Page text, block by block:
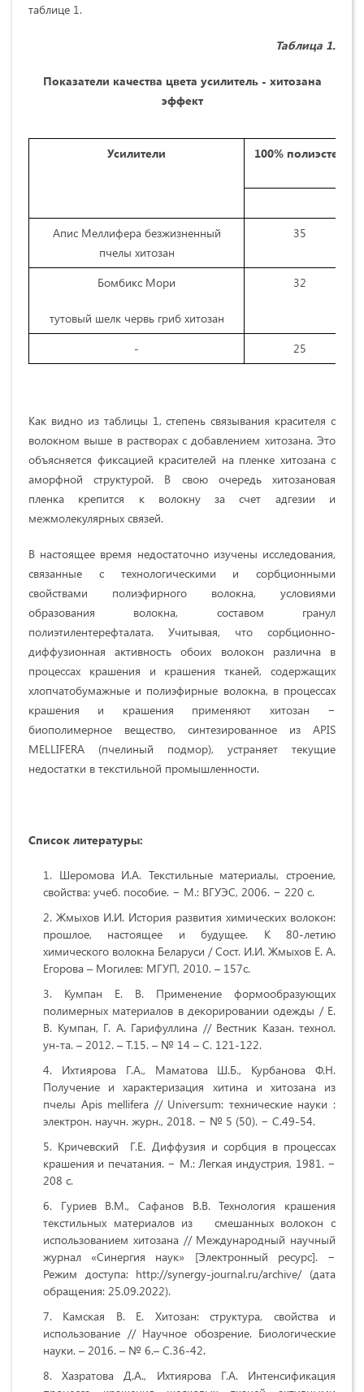
таблице 1.
Таблица 1.
Показатели качества цвета усилитель - хитозана
эффект
Усилители 100% полиэстер
Апис Меллифера безжизненный
пчелы хитозан
35
Бомбикс Мори
тутовый шелк червь гриб хитозан
32
- 25
Как видно из таблицы 1, степень связывания красителя с
волокном выше в растворах с добавлением хитозана. Это
объясняется фиксацией красителей на пленке хитозана с
аморфной структурой. В свою очередь хитозановая
пленка крепится к волокну за счет адгезии и
межмолекулярных связей.
В настоящее время недостаточно изучены исследования,
связанные с технологическими и сорбционными
свойствами полиэфирного волокна, условиями
образования волокна, составом гранул
полиэтилентерефталата. Учитывая, что сорбционно-
диффузионная активность обоих волокон различна в
процессах крашения и крашения тканей, содержащих
хлопчатобумажные и полиэфирные волокна, в процессах
крашения и крашения применяют хитозан −
биополимерное вещество, синтезированное из APIS
MELLIFERA (пчелиный подмор), устраняет текущие
недостатки в текстильной промышленности.
Список литературы:
Шеромова И.А. Текстильные материалы, строение,
свойства: учеб. пособие. − М.: ВГУЭС, 2006. − 220 с.
Жмыхов И.И. История развития химических волокон:
прошлое, настоящее и будущее. К 80-летию
химического волокна Беларуси / Сост. И.И. Жмыхов Е. А.
Егорова – Могилев: МГУП, 2010. – 157с.
Кумпан Е. В.
Применение формообразующих
полимерных материалов в декорировании одежды / Е.
В. Кумпан, Г. А. Гарифуллина // Вестник Казан. технол.
ун-та. – 2012. – Т.15. – № 14 – С. 121-122.
Ихтиярова Г.А., Маматова Ш.Б., Курбанова Ф.Н.
Получение и характеризация хитина и хитозана из
пчелы Аpis mellifera // Universum: технические науки :
электрон. научн. журн., 2018. − № 5 (50). − С.49-54.
Кричевский Г.Е. Диффузия и сорбция в процессах
крашения и печатания. − М.: Легкая индустрия, 1981. −
208 с.
Гуриев В.М., Сафанов В.В. Технология крашения
текстильных материалов из смешанных волокон с
использованием хитозана // Международный научный
журнал «Синергия наук» [Электронный ресурс]. −
Режим доступа: http://synergy-journal.ru/archive/ (дата
обращения: 25.09.2022).
Камская В. Е. Хитозан: структура, свойства и
использование // Научное обозрение. Биологические
науки. – 2016. – № 6.– С.36-42.
Хазратова Д.А., Ихтиярова Г.А. Интенсификация